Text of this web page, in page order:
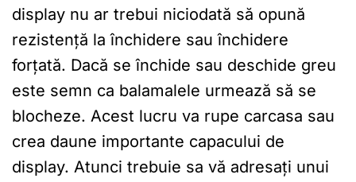
display nu ar trebui niciodată să opună
rezistență la închidere sau închidere
forțată. Dacă se închide sau deschide greu
este semn ca balamalele urmează să se
blocheze. Acest lucru va rupe carcasa sau
crea daune importante capacului de
display. Atunci trebuie sa vă adresați unui